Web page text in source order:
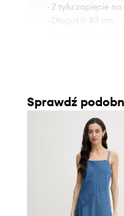
- Z tyłu zapięcie
- Długość: 83 cm.
Sprawdź